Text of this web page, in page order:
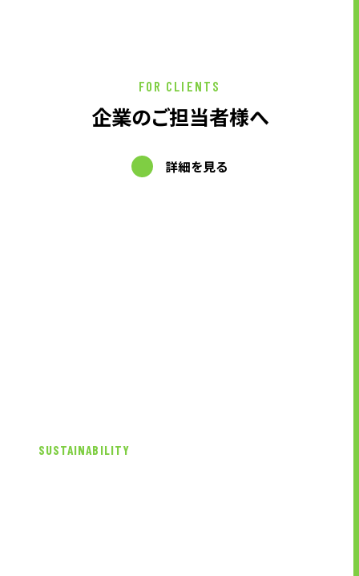
FOR CLIENTS
企業のご担当者様へ
詳細を見る
SUSTAINABILITY